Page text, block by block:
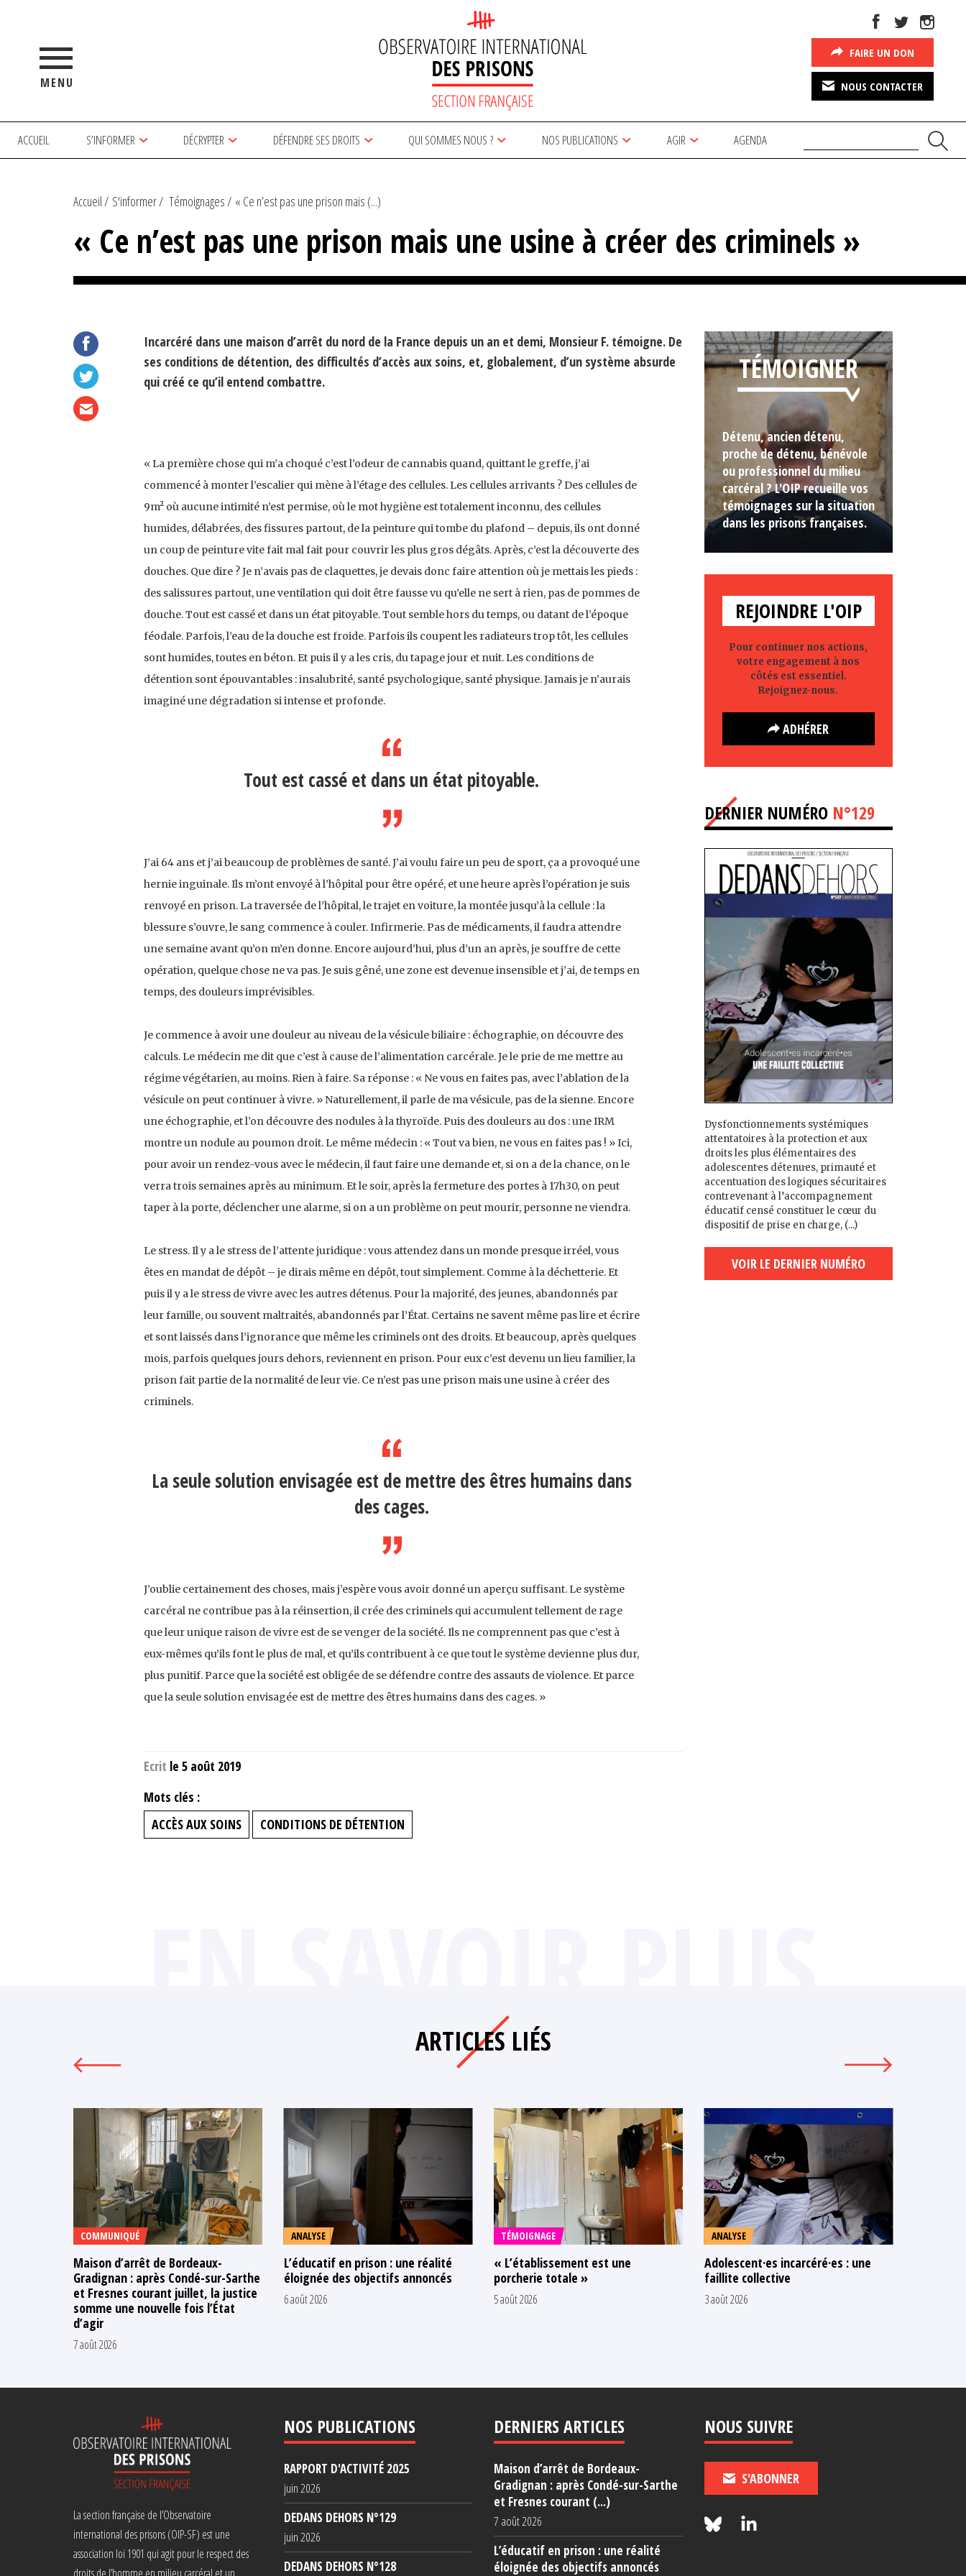
MENU
FAIRE UN DON
NOUS CONTACTER
ACCUEIL S’INFORMER DÉCRYPTER DÉFENDRE SES DROITS QUI SOMMES NOUS ? NOS PUBLICATIONS AGIR AGENDA
Accueil S'informer Témoignages « Ce n’est pas une prison mais (...)
« Ce n’est pas une prison mais une usine à créer des criminels »
Incarcéré dans une maison d’arrêt du nord de la France depuis un an et demi, Monsieur F. témoigne. De
ses conditions de détention, des difficultés d’accès aux soins, et, globalement, d’un système absurde
qui créé ce qu’il entend combattre.
« La première chose qui m’a choqué c’est l’odeur de cannabis quand, quittant le greffe, j’ai
commencé à monter l’escalier qui mène à l’étage des cellules. Les cellules arrivants ? Des cellules de
9m² où aucune intimité n’est permise, où le mot hygiène est totalement inconnu, des cellules
humides, délabrées, des fissures partout, de la peinture qui tombe du plafond – depuis, ils ont donné
un coup de peinture vite fait mal fait pour couvrir les plus gros dégâts. Après, c’est la découverte des
douches. Que dire ? Je n’avais pas de claquettes, je devais donc faire attention où je mettais les pieds :
des salissures partout, une ventilation qui doit être fausse vu qu’elle ne sert à rien, pas de pommes de
douche. Tout est cassé et dans un état pitoyable. Tout semble hors du temps, ou datant de l’époque
féodale. Parfois, l’eau de la douche est froide. Parfois ils coupent les radiateurs trop tôt, les cellules
sont humides, toutes en béton. Et puis il y a les cris, du tapage jour et nuit. Les conditions de
détention sont épouvantables : insalubrité, santé psychologique, santé physique. Jamais je n’aurais
imaginé une dégradation si intense et profonde.
Tout est cassé et dans un état pitoyable.
J’ai 64 ans et j’ai beaucoup de problèmes de santé. J’ai voulu faire un peu de sport, ça a provoqué une
hernie inguinale. Ils m’ont envoyé à l’hôpital pour être opéré, et une heure après l’opération je suis
renvoyé en prison. La traversée de l’hôpital, le trajet en voiture, la montée jusqu’à la cellule : la
blessure s’ouvre, le sang commence à couler. Infirmerie. Pas de médicaments, il faudra attendre
une semaine avant qu’on m’en donne. Encore aujourd’hui, plus d’un an après, je souffre de cette
opération, quelque chose ne va pas. Je suis gêné, une zone est devenue insensible et j’ai, de temps en
temps, des douleurs imprévisibles.
Je commence à avoir une douleur au niveau de la vésicule biliaire : échographie, on découvre des
calculs. Le médecin me dit que c’est à cause de l’alimentation carcérale. Je le prie de me mettre au
régime végétarien, au moins. Rien à faire. Sa réponse : « Ne vous en faites pas, avec l’ablation de la
vésicule on peut continuer à vivre. » Naturellement, il parle de ma vésicule, pas de la sienne. Encore
une échographie, et l’on découvre des nodules à la thyroïde. Puis des douleurs au dos : une IRM
montre un nodule au poumon droit. Le même médecin : « Tout va bien, ne vous en faites pas ! » Ici,
pour avoir un rendez-vous avec le médecin, il faut faire une demande et, si on a de la chance, on le
verra trois semaines après au minimum. Et le soir, après la fermeture des portes à 17h30, on peut
taper à la porte, déclencher une alarme, si on a un problème on peut mourir, personne ne viendra.
Le stress. Il y a le stress de l’attente juridique : vous attendez dans un monde presque irréel, vous
êtes en mandat de dépôt – je dirais même en dépôt, tout simplement. Comme à la déchetterie. Et
puis il y a le stress de vivre avec les autres détenus. Pour la majorité, des jeunes, abandonnés par
leur famille, ou souvent maltraités, abandonnés par l’État. Certains ne savent même pas lire et écrire
et sont laissés dans l’ignorance que même les criminels ont des droits. Et beaucoup, après quelques
mois, parfois quelques jours dehors, reviennent en prison. Pour eux c’est devenu un lieu familier, la
prison fait partie de la normalité de leur vie. Ce n’est pas une prison mais une usine à créer des
criminels.
La seule solution envisagée est de mettre des êtres humains dans
des cages.
J’oublie certainement des choses, mais j’espère vous avoir donné un aperçu suffisant. Le système
carcéral ne contribue pas à la réinsertion, il crée des criminels qui accumulent tellement de rage
que leur unique raison de vivre est de se venger de la société. Ils ne comprennent pas que c’est à
eux-mêmes qu’ils font le plus de mal, et qu’ils contribuent à ce que tout le système devienne plus dur,
plus punitif. Parce que la société est obligée de se défendre contre des assauts de violence. Et parce
que la seule solution envisagée est de mettre des êtres humains dans des cages. »
Ecrit le 5 août 2019
Mots clés :
ACCÈS AUX SOINS
CONDITIONS DE DÉTENTION
TÉMOIGNER
Détenu, ancien détenu,
proche de détenu, bénévole
ou professionnel du milieu
carcéral ? L'OIP recueille vos
témoignages sur la situation
dans les prisons françaises.
REJOINDRE L'OIP
Pour continuer nos actions,
votre engagement à nos
côtés est essentiel.
Rejoignez-nous.
ADHÉRER
DERNIER NUMÉRO N°129
Dysfonctionnements systémiques
attentatoires à la protection et aux
droits les plus élémentaires des
adolescent·es détenu·es, primauté et
accentuation des logiques sécuritaires
contrevenant à l’accompagnement
éducatif censé constituer le cœur du
dispositif de prise en charge, (...)
VOIR LE DERNIER NUMÉRO
ARTICLES LIÉS
COMMUNIQUÉ
Maison d’arrêt de Bordeaux-
Gradignan : après Condé-sur-Sarthe
et Fresnes courant juillet, la justice
somme une nouvelle fois l’État
d’agir
7 août 2026
ANALYSE
L’éducatif en prison : une réalité
éloignée des objectifs annoncés
6 août 2026
TÉMOIGNAGE
« L’établissement est une
porcherie totale »
5 août 2026
ANALYSE
Adolescent·es incarcéré·es : une
faillite collective
3 août 2026
La section française de l’Observatoire
international des prisons (OIP-SF) est une
association loi 1901 qui agit pour le respect des
NOS PUBLICATIONS
RAPPORT D'ACTIVITÉ 2025
juin 2026
DEDANS DEHORS N°129
juin 2026
DEDANS DEHORS N°128
DERNIERS ARTICLES
Maison d’arrêt de Bordeaux-
Gradignan : après Condé-sur-Sarthe
et Fresnes courant (...)
7 août 2026
L’éducatif en prison : une réalité
éloignée des objectifs annoncés
NOUS SUIVRE
S'ABONNER